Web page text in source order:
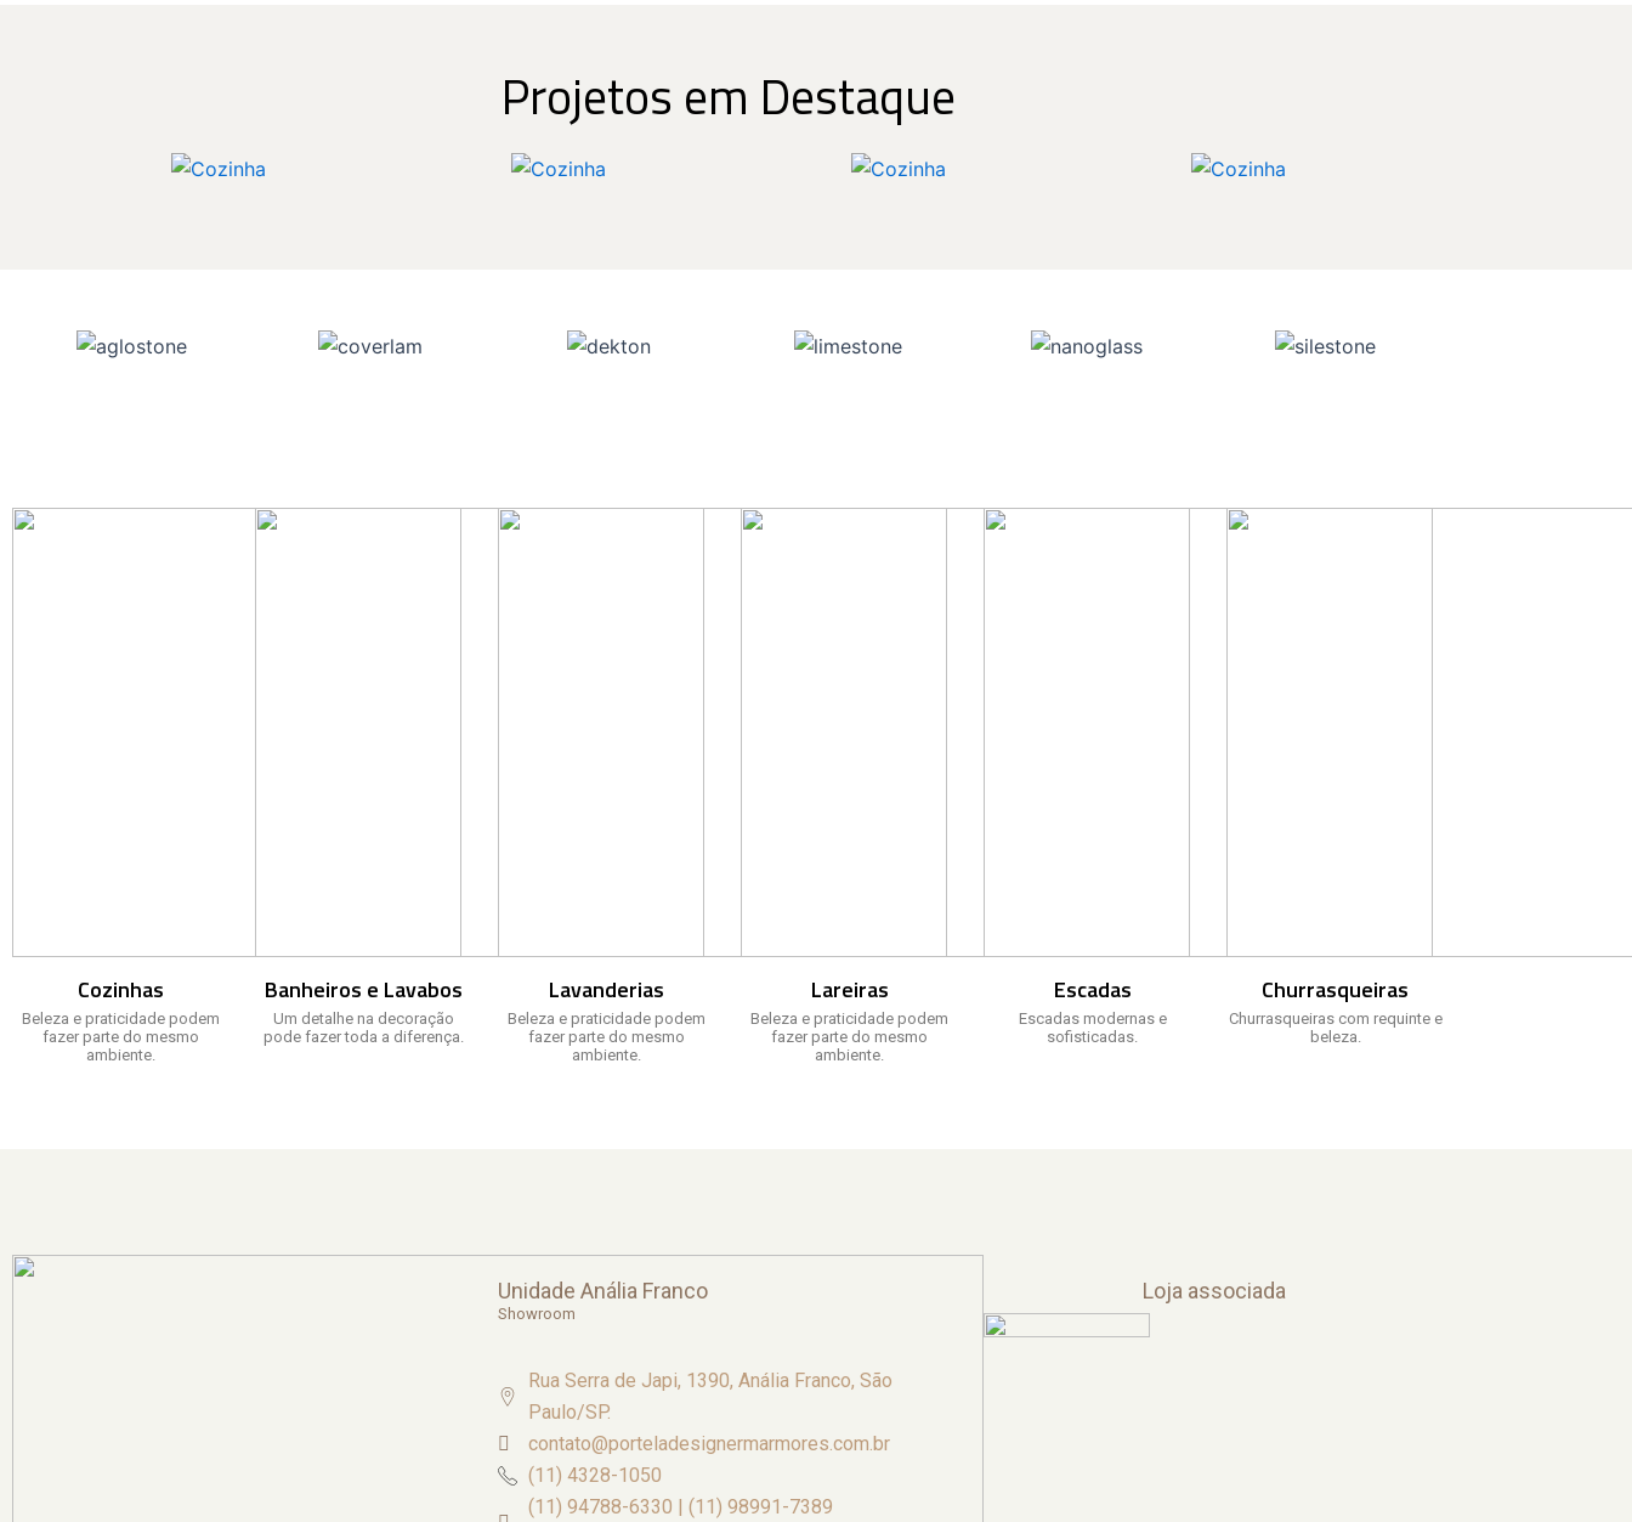
Projetos em Destaque
Cozinhas
Beleza e praticidade podem
fazer parte do mesmo
ambiente.
Banheiros e Lavabos
Um detalhe na decoração
pode fazer toda a diferença.
Lavanderias
Beleza e praticidade podem
fazer parte do mesmo
ambiente.
Lareiras
Beleza e praticidade podem
fazer parte do mesmo
ambiente.
Escadas
Escadas modernas e
sofisticadas.
Churrasqueiras
Churrasqueiras com requinte e
beleza.
Unidade Anália Franco
Showroom
Rua Serra de Japi, 1390, Anália Franco, São
Paulo/SP.
contato@porteladesignermarmores.com.br
(11) 4328-1050
(11) 94788-6330 | (11) 98991-7389
Loja associada